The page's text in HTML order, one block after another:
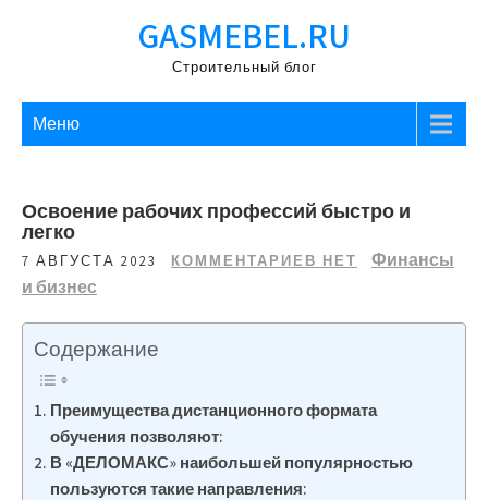
GASMEBEL.RU
Строительный блог
Меню
Освоение рабочих профессий быстро и
легко
7 АВГУСТА 2023 КОММЕНТАРИЕВ НЕТ
Финансы
и бизнес
Содержание
Преимущества дистанционного формата
обучения позволяют:
В «ДЕЛОМАКС» наибольшей популярностью
пользуются такие направления: